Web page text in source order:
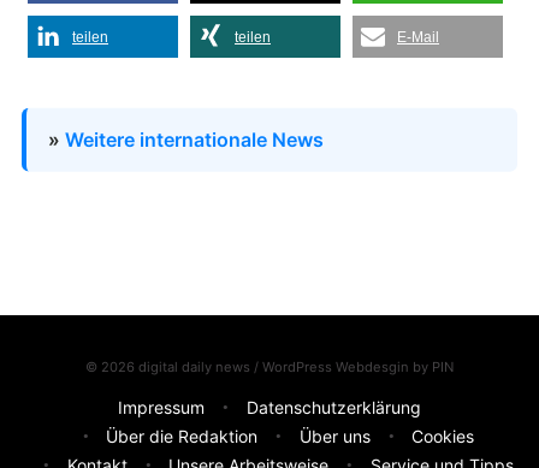
teilen teilen E-Mail
» Weitere internationale News
© 2026 digital daily news / WordPress Webdesgin by PIN
Impressum
Datenschutzerklärung
Über die Redaktion
Über uns
Cookies